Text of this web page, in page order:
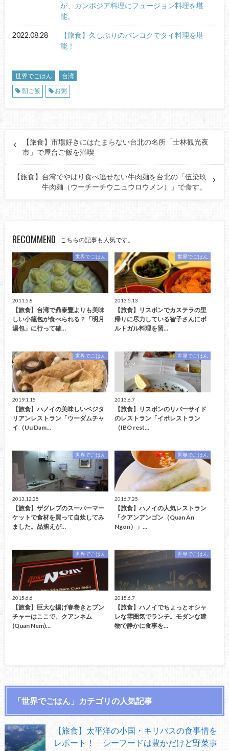
が、カンボジア料理にフュージョン料理を堪
能。
2022.08.28
【旅食】久しぶりのバンコクでタイ料理を堪
能！
世界でごはん
台湾
朝ご飯
お粥
【旅食】市場好きにはたまらない台北の名所「士林観光夜
市」で屋台ご飯を満喫
【旅食】台湾でやはり食べ逃せない牛肉麺を台北の「伍染玖
牛肉麺（ウーチーチウニュウロウメン）」で食す。
RECOMMEND こちらの記事も人気です。
世界でごはん
2011.5.8
【旅食】台湾で鼎泰豐よりも美味
しい小籠包が食べられる？「明月
湯包」に行って確…
世界でごはん
2013.5.13
【旅食】リスボンでカステラの里
帰りに尽力している智子さんにポ
ルトガル料理を習…
世界でごはん
2019.1.15
【旅食】ハノイの美味しいベジタ
リアンレストラン「ウーダムチャ
イ（Uu Dam…
世界でごはん
2013.6.7
【旅食】リスボンのリバーサイド
のレストラン「イボレストラン
（IBO rest…
世界でごはん
2013.12.25
【旅食】ザグレブのスーパーマー
ケットで食材を買って自炊してみ
ました。品揃えが…
世界でごはん
2016.7.25
【旅食】ハノイの人気レストラン
「クアンアンゴン（Quan An
Ngon）」…
世界でごはん
2015.6.6
【旅食】巨大な揚げ春巻きとブン
チャーはここで。クアンネム
(Quan Nem)…
世界でごはん
2015.6.7
【旅食】ハノイでちょっとオシャ
レな雰囲気でランチ。モダンな建
物で静かに食事を…
「世界でごはん」カテゴリの人気記事
【旅食】太平洋の小国・キリバスの食事情を
レポート！ シーフードは豊かだけど野菜事